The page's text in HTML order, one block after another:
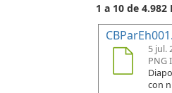
1 a 10 de
5 jul.
PNG
con